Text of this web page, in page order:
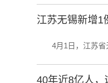
江苏无锡新增1
4月1日，江苏省
40年近8亿人，